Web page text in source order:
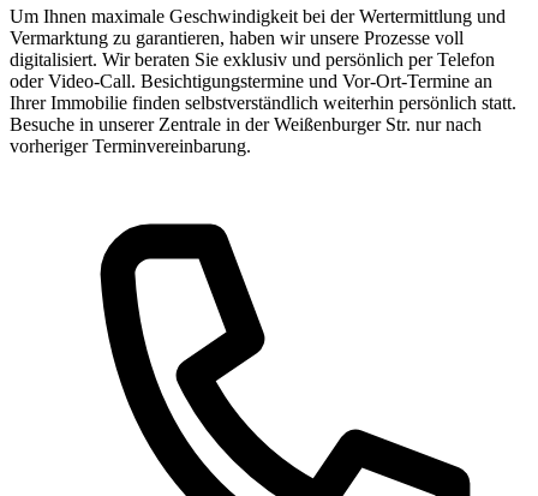
Um Ihnen maximale Geschwindigkeit bei der Wertermittlung und
Vermarktung zu garantieren, haben wir unsere Prozesse voll
digitalisiert. Wir beraten Sie exklusiv und persönlich per Telefon
oder Video-Call. Besichtigungstermine und Vor-Ort-Termine an
Ihrer Immobilie finden selbstverständlich weiterhin persönlich statt.
Besuche in unserer Zentrale in der Weißenburger Str. nur nach
vorheriger Terminvereinbarung.